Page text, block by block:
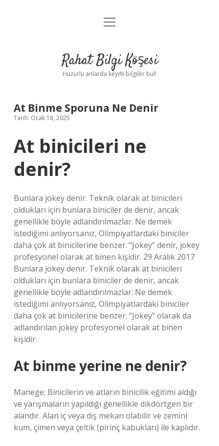
Anasayfa
Yasal Uyarı
menüyü
Rahat Bilgi Köşesi
Huzurlu anlarda keyifli bilgiler bul!
At Binme Sporuna Ne Denir
Tarih: Ocak 18, 2025
At binicileri ne
denir?
Bunlara jokey denir. Teknik olarak at binicileri
oldukları için bunlara biniciler de denir, ancak
genellikle böyle adlandırılmazlar. Ne demek
istediğimi anlıyorsanız, Olimpiyatlardaki biniciler
daha çok at binicilerine benzer. “Jokey” denir, jokey
profesyonel olarak at binen kişidir. 29 Aralık 2017
Bunlara jokey denir. Teknik olarak at binicileri
oldukları için bunlara biniciler de denir, ancak
genellikle böyle adlandırılmazlar. Ne demek
istediğimi anlıyorsanız, Olimpiyatlardaki biniciler
daha çok at binicilerine benzer. “Jokey” olarak da
adlandırılan jokey profesyonel olarak at binen
kişidir.
At binme yerine ne denir?
Manege; Binicilerin ve atların binicilik eğitimi aldığı
ve yarışmaların yapıldığı genellikle dikdörtgen bir
alandır. Alan iç veya dış mekan olabilir ve zemini
kum, çimen veya çeltik (pirinç kabukları) ile kaplıdır.